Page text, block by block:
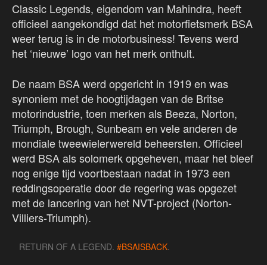
Classic Legends, eigendom van Mahindra, heeft
officieel aangekondigd dat het motorfietsmerk BSA
weer terug is in de motorbusiness! Tevens werd
het ‘nieuwe’ logo van het merk onthult.
De naam BSA werd opgericht in 1919 en was
synoniem met de hoogtijdagen van de Britse
motorindustrie, toen merken als Beeza, Norton,
Triumph, Brough, Sunbeam en vele anderen de
mondiale tweewielerwereld beheersten. Officieel
werd BSA als solomerk opgeheven, maar het bleef
nog enige tijd voortbestaan nadat in 1973 een
reddingsoperatie door de regering was opgezet
met de lancering van het NVT-project (Norton-
Villiers-Triumph).
RETURN OF A LEGEND.#BSAISBACK.